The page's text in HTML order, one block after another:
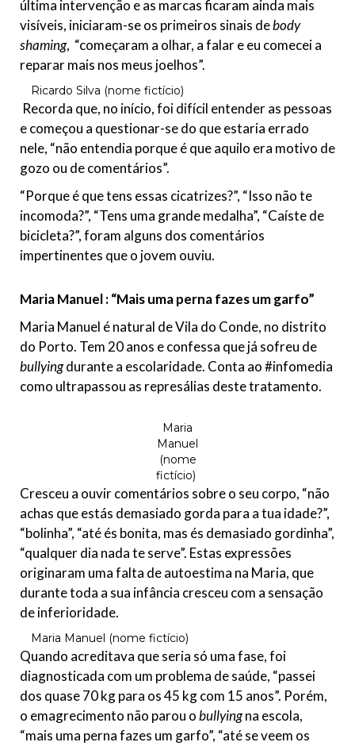
última intervenção e as marcas ficaram ainda mais
visíveis, iniciaram-se os primeiros sinais debody
shaming, “começaram a olhar, a falar e eu comecei a
reparar mais nos meus joelhos”.
Ricardo Silva (nome fictício)
Recorda que, no início, foi difícil entender as pessoas
e começou a questionar-se do que estaria errado
nele, “não entendia porque é que aquilo era motivo de
gozo ou de comentários”.
“Porque é que tens essas cicatrizes?”, “Isso não te
incomoda?”, “Tens uma grande medalha”, “Caíste de
bicicleta?”, foram alguns dos comentários
impertinentes que o jovem ouviu.
Maria Manuel : “Mais uma perna fazes um garfo”
Maria Manuel é natural de Vila do Conde, no distrito
do Porto. Tem 20 anos e confessa que já sofreu de
bullyingdurante a escolaridade. Conta ao #infomedia
como ultrapassou as represálias deste tratamento.
Maria
Manuel
(nome
fictício)
Cresceu a ouvir comentários sobre o seu corpo, “não
achas que estás demasiado gorda para a tua idade?”,
“bolinha”, “até és bonita, mas és demasiado gordinha”,
“qualquer dia nada te serve”. Estas expressões
originaram uma falta de autoestima na Maria, que
durante toda a sua infância cresceu com a sensação
de inferioridade.
Maria Manuel (nome fictício)
Quando acreditava que seria só uma fase, foi
diagnosticada com um problema de saúde, “passei
dos quase 70 kg para os 45 kg com 15 anos”. Porém,
o emagrecimento não parou obullyingna escola,
“mais uma perna fazes um garfo”, “até se veem os